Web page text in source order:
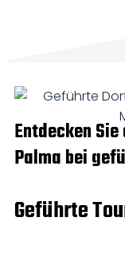
Entdecken
Palma bei
Geführte